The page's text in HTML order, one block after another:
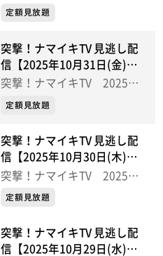
半
定額見放題
突撃！ナマイキTV 見逃し配
信【2025年10月31日(金)放
送分】
突撃！ナマイキTV 2025後
半
定額見放題
突撃！ナマイキTV 見逃し配
信【2025年10月30日(木)放
送分】
突撃！ナマイキTV 2025後
半
定額見放題
突撃！ナマイキTV 見逃し配
信【2025年10月29日(水)放